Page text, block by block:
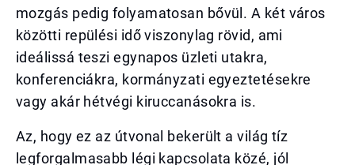
mozgás pedig folyamatosan bővül. A két város
közötti repülési idő viszonylag rövid, ami
ideálissá teszi egynapos üzleti utakra,
konferenciákra, kormányzati egyeztetésekre
vagy akár hétvégi kiruccanásokra is.
Az, hogy ez az útvonal bekerült a világ tíz
legforgalmasabb légi kapcsolata közé, jól